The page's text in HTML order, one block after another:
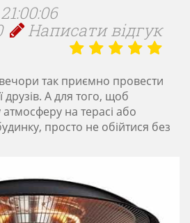
Написати відгук
так приємно провести
друзів. А для того, щоб
на терасі або
просто не обійтися без